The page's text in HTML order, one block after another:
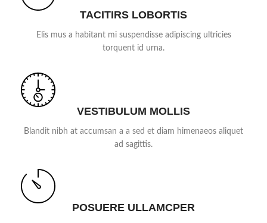
TACITIRS LOBORTIS
Elis mus a habitant mi suspendisse adipiscing ultricies
torquent id urna.
VESTIBULUM MOLLIS
Blandit nibh at accumsan a a sed et diam himenaeos aliquet
ad sagittis.
POSUERE ULLAMCPER